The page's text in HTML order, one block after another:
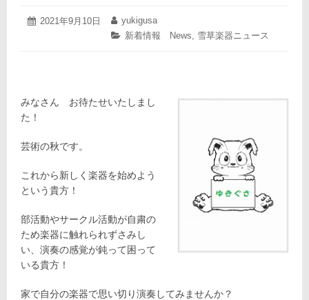
投
2021年9月10日
2021 投
稿
yukigusa
カ
新着情報 News, 雪草楽器ニュース
みなさん お待たせいたしまし
た！
芸術の秋です。
これから新しく楽器を始めよう
という貴方！
部活動やサークル活動が自粛の
ため楽器に触れられずさみし
い、演奏の感覚が鈍って困って
いる貴方！
家で自分の楽器で思い切り演奏してみませんか？